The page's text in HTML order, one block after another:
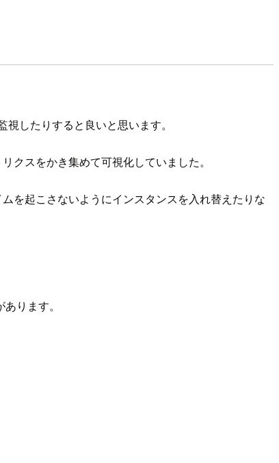
視したりすると良いと思います。
クスをかき集めて可視化していました。
を起こさないようにインスタンスを入れ替えたりな
ります。